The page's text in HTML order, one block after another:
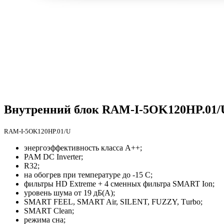
Внутренний блок RAM-I-5OK120HP.01/
RAM-I-5OK120HP.01/U
энергоэффективность класса А++;
PAM DC Inverter;
R32;
на обогрев при температуре до -15 С;
фильтры HD Extreme + 4 сменных фильтра SMART Ion;
уровень шума от 19 дБ(А);
SMART FEEL, SMART Air, SILENT, FUZZY, Тurbo;
SMART Clean;
режима сна;